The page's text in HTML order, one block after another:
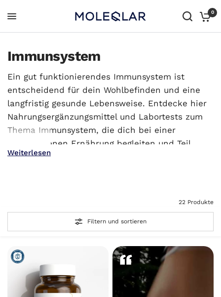
0
Immunsystem
Ein gut funktionierendes Immunsystem ist
entscheidend für dein Wohlbefinden und eine
langfristig gesunde Lebensweise. Entdecke hier
Nahrungsergänzungsmittel und Labortests zum
Thema Immunsystem, die dich bei einer
ausgewogenen Ernährung begleiten und Teil
deiner Longevity-Routine werden können.
Weiterlesen
22 Produkte
Filtern und sortieren